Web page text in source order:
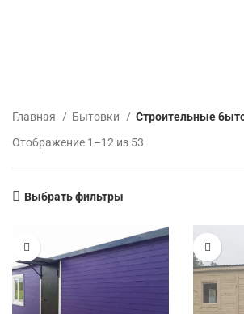
Главная Бытовки
Строительные
Отображение 1–12 из 53
Выбрать фильтры